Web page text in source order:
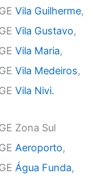
Vila Guilherme,
Vila Gustavo,
Vila Maria,
Vila Medeiros,
Vila Nivi.
Zona Sul
Aeroporto,
Água Funda,